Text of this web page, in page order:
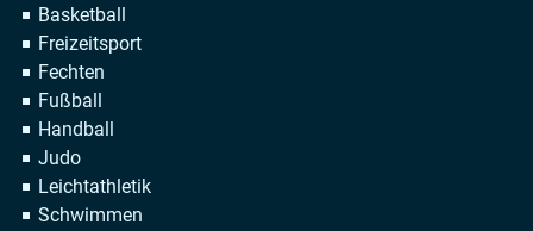
Navigation
überspringen
Basketball
Freizeitsport
Fechten
Fußball
Handball
Judo
Leichtathletik
Schwimmen